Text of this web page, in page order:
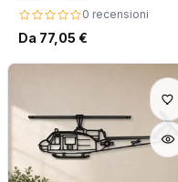
0 recensioni
Da 77,05 €